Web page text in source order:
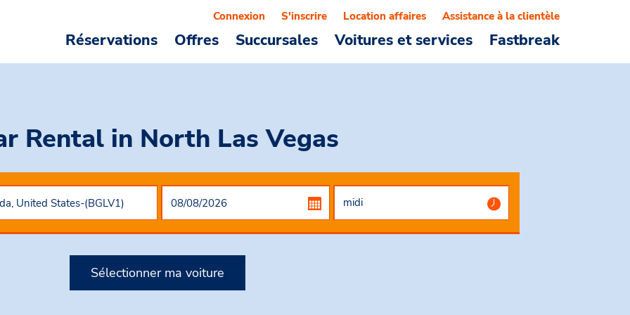
Réservations Offres Succursales Voitures et services Fastbreak
Connexion S'inscrire Location affaires Assistance à la clientèle
Rental in North Las Vegas
Sélectionner ma voiture